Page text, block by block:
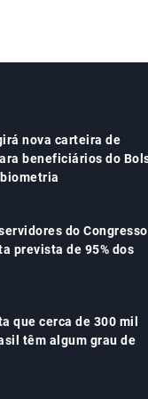
nova carteira de
beneficiários do
do Congresso
prevista de 95% dos
que cerca de 300 mil
têm algum grau de